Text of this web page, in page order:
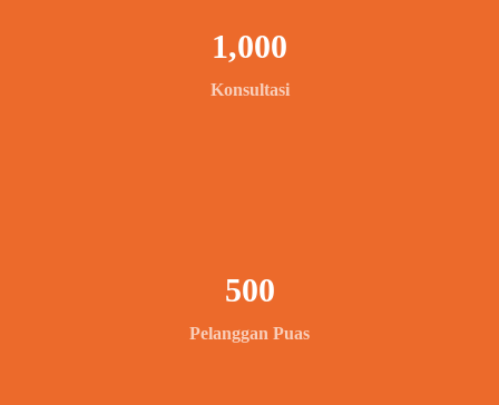
Konsultasi
1,000
Pelanggan Puas
500